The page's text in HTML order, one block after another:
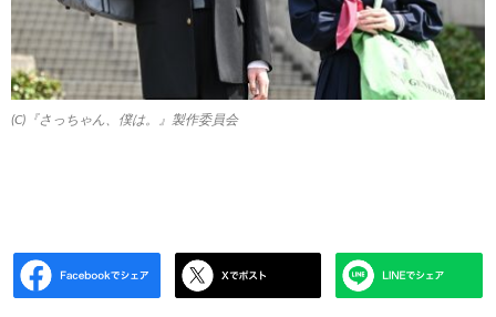
(C)『さっちゃん、僕は。』製作委員会